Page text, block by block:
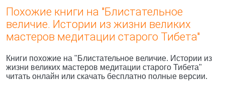
Похожие книги на "Блистательное
величие. Истории из жизни великих
мастеров медитации старого Тибета"
Книги похожие на "Блистательное величие. Истории из
жизни великих мастеров медитации старого Тибета"
читать онлайн или скачать бесплатно полные версии.